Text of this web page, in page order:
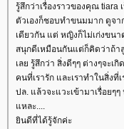
รู้สึกว่าเรื่องราวของคุณ tiara
ตัวเองก็ชอบทำขนมมาก ดูจา
เดียวกัน แต่ หญิงก็ไม่เก่งขน
สนุกดีเหมือนกันแต่ก็คิดว่าถ้า
เลย รู้สึกว่า สิ่งดีๆๆ ต่างๆจะเ
คนที่เรารัก และเราทำในสิ่งที่เ
ปล. แล้วจะแวะเข้ามาเรื่อยๆ
หละ....
ินดีที่ได้รู้จักค่ะ